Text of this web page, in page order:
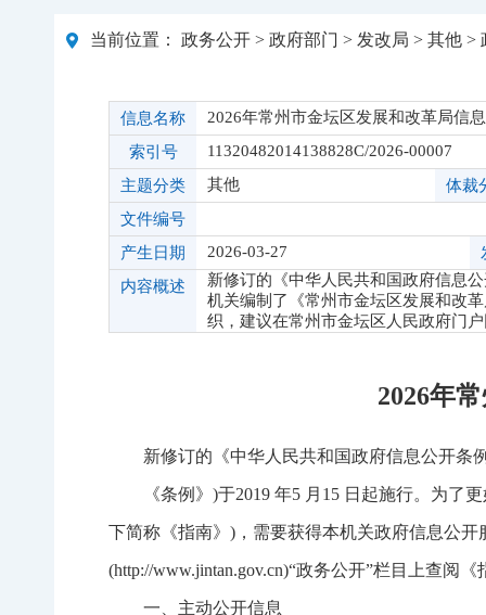
当前位置： 政务公开 > 政府部门 > 发改局 > 其他 >
信息名称
2026年常州市金坛区发展和改革局信
索引号
11320482014138828C/2026-00007
主题分类
其他
体裁
文件编号
产生日期
2026-03-27
内容概述
新修订的《中华人民共和国政府信息
机关编制了《常州市金坛区发展和改
织，建议在常州市金坛区人民政府门
2026年
新修订的《中华人民共和国政府信息公开条
《条例》)于2019 年5 月15 日起施行。为
下简称《指南》)，需要获得本机关政府信息公
(http://www.jintan.gov.cn)“政务公开”栏目上查阅《
一、主动公开信息